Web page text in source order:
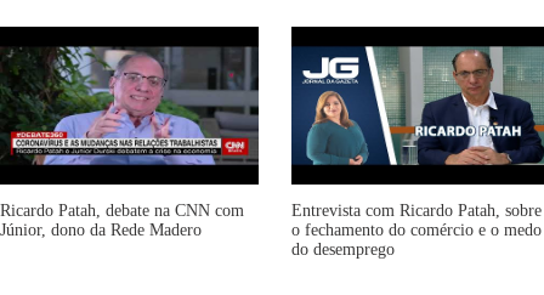
Ricardo Patah, debate na CNN com
Júnior, dono da Rede Madero
Entrevista com Ricardo Patah, sobre
o fechamento do comércio e o medo
do desemprego